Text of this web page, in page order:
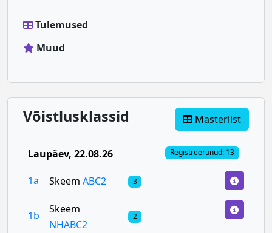
Tulemused
Muud
Võistlusklassid Masterlist
Laupäev, 22.08.26 Registreerunud: 13
1a Skeem ABC2 3
1b
Skeem
NHABC2
2